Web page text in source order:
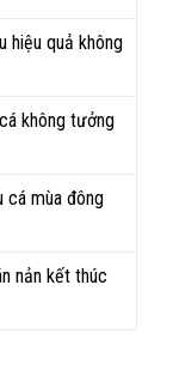
hiệu quả không
không tưởng
cá mùa đông
nản kết thúc